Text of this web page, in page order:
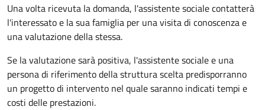
Una volta ricevuta la domanda, l'assistente sociale contatterà
l'interessato e la sua famiglia per una visita di conoscenza e
una valutazione della stessa.
Se la valutazione sarà positiva, l'assistente sociale e una
persona di riferimento della struttura scelta predisporranno
un progetto di intervento nel quale saranno indicati tempi e
costi delle prestazioni.